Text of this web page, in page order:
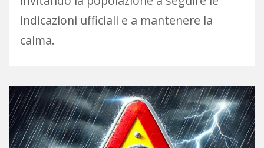
indicazioni ufficiali e a mantenere la
calma.